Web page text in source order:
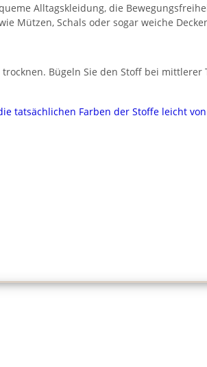
Alltagskleidung, die
Mützen, Schals oder sogar weiche
Bügeln Sie den Stoff bei
tatsächlichen Farben der Stoffe leicht